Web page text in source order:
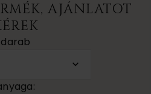
AJÁNLATOT
darab